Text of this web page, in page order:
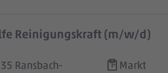
Reinigungskraft (m/w/d)
Ransbach-
Markt